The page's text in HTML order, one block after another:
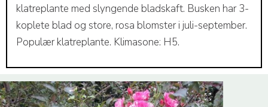
klatreplante med slyngende bladskaft. Busken har 3-
koplete blad og store, rosa blomster i juli-september.
Populær klatreplante. Klimasone: H5.